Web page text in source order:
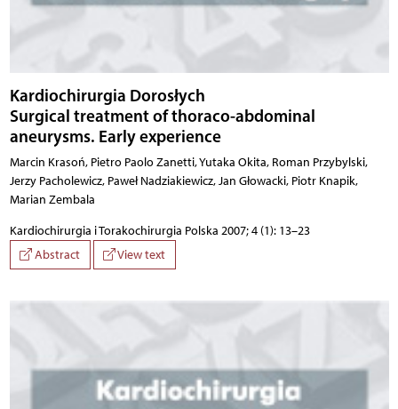
Kardiochirurgia Dorosłych
Surgical treatment of thoraco-abdominal
aneurysms. Early experience
Marcin Krasoń, Pietro Paolo Zanetti, Yutaka Okita, Roman Przybylski,
Jerzy Pacholewicz, Paweł Nadziakiewicz, Jan Głowacki, Piotr Knapik,
Marian Zembala
Kardiochirurgia i Torakochirurgia Polska 2007; 4 (1): 13–23
Abstract
View text